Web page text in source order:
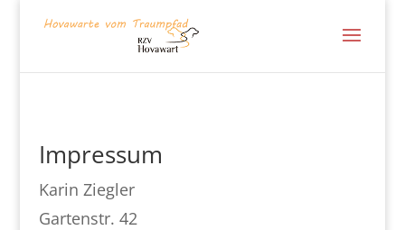
Impressum
Karin Ziegler
Gartenstr. 42